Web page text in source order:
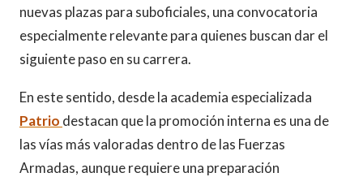
nuevas plazas para suboficiales, una convocatoria
especialmente relevante para quienes buscan dar el
siguiente paso en su carrera.
En este sentido, desde la academia especializada
Patrio destacan que la promoción interna es una de
las vías más valoradas dentro de las Fuerzas
Armadas, aunque requiere una preparación